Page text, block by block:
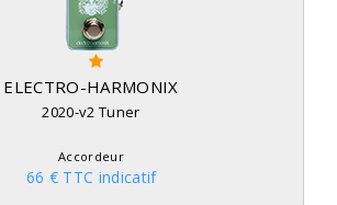
ELECTRO-HARMONIX
2020-v2 Tuner
Accordeur
66 € TTC indicatif